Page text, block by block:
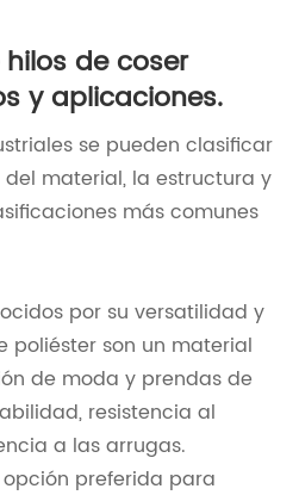
de coser
y aplicaciones.
se pueden clasificar
material, la estructura y
más comunes
por su versatilidad y
poliéster son un material
de moda y prendas de
resistencia al
a las arrugas.
preferida para